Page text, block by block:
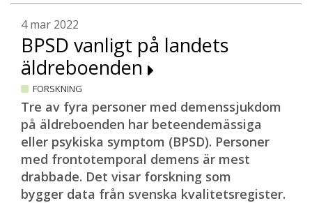
4 mar 2022
BPSD vanligt på landets
äldreboenden
FORSKNING
Tre av fyra personer med demenssjukdom
på äldreboenden har beteendemässiga
eller psykiska symptom (BPSD). Personer
med frontotemporal demens är mest
drabbade. Det visar forskning som
bygger data från svenska kvalitetsregister.